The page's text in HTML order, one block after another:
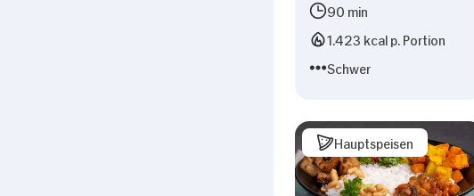
90 min
1.423 kcal p. Portion
Schwer
Hauptspeisen